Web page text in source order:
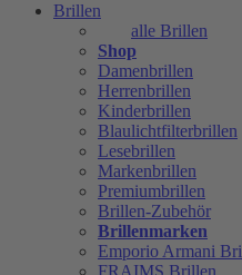
Brillen
alle Brillen
Shop
Damenbrillen
Herrenbrillen
Kinderbrillen
Blaulichtfilterbrillen
Lesebrillen
Markenbrillen
Premiumbrillen
Brillen-Zubehör
Brillenmarken
Emporio Armani
FRAIMS Brillen